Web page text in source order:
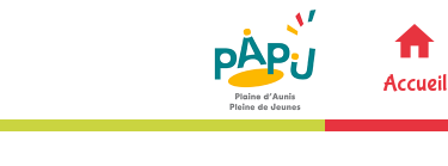
Accueil